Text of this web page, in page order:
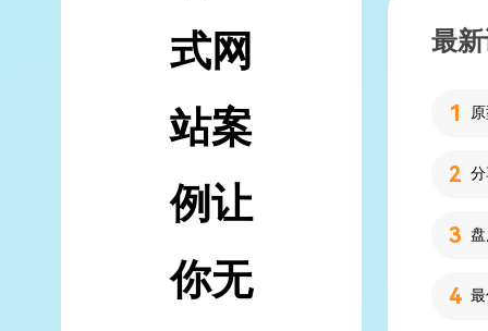
式网
站案
例让
你无
最